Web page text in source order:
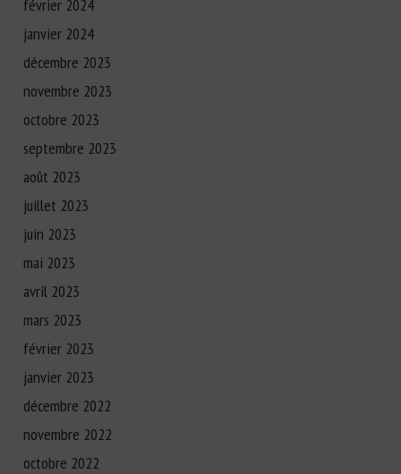
février 2024
janvier 2024
décembre 2023
novembre 2023
octobre 2023
septembre 2023
août 2023
juillet 2023
juin 2023
mai 2023
avril 2023
mars 2023
février 2023
janvier 2023
décembre 2022
novembre 2022
octobre 2022